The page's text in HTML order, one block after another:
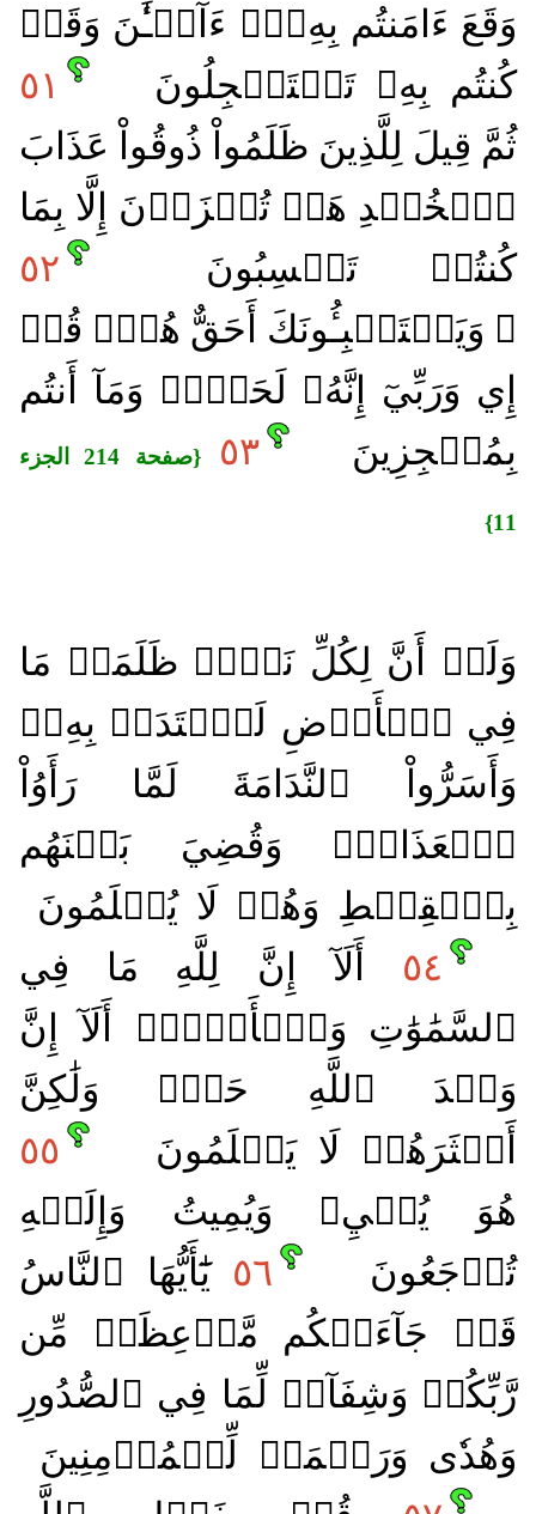
وَقَعَ ءَامَنتُم بِهِۦٓۚ ءَآلۡـَٰٔنَ وَقَدۡ
كُنتُم بِهِۦ تَسۡتَعۡجِلُونَ
٥١
ثُمَّ قِيلَ لِلَّذِينَ ظَلَمُواْ ذُوقُواْ عَذَابَ
ٱلۡخُلۡدِ هَلۡ تُجۡزَوۡنَ إِلَّا بِمَا
كُنتُمۡ تَكۡسِبُونَ
٥٢
۞ وَيَسۡتَنۢبِـُٔونَكَ أَحَقٌّ هُوَۖ قُلۡ
إِي وَرَبِّيٓ إِنَّهُۥ لَحَقّٞۖ وَمَآ أَنتُم
بِمُعۡجِزِينَ
٥٣ {صفحة 214 الجزء
11}
وَلَوۡ أَنَّ لِكُلِّ نَفۡسٖ ظَلَمَتۡ مَا
فِي ٱلۡأَرۡضِ لَٱفۡتَدَتۡ بِهِۦۗ
وَأَسَرُّواْ ٱلنَّدَامَةَ لَمَّا رَأَوُاْ
ٱلۡعَذَابَۖ وَقُضِيَ بَيۡنَهُم
بِٱلۡقِسۡطِ وَهُمۡ لَا يُظۡلَمُونَ
٥٤ أَلَآ إِنَّ لِلَّهِ مَا فِي
ٱلسَّمَٰوَٰتِ وَٱلۡأَرۡضِۗ أَلَآ إِنَّ
وَعۡدَ ٱللَّهِ حَقّٞ وَلَٰكِنَّ
أَكۡثَرَهُمۡ لَا يَعۡلَمُونَ
٥٥
هُوَ يُحۡيِۦ وَيُمِيتُ وَإِلَيۡهِ
تُرۡجَعُونَ
٥٦ يَٰٓأَيُّهَا ٱلنَّاسُ
قَدۡ جَآءَتۡكُم مَّوۡعِظَةٞ مِّن
رَّبِّكُمۡ وَشِفَآءٞ لِّمَا فِي ٱلصُّدُورِ
وَهُدٗى وَرَحۡمَةٞ لِّلۡمُؤۡمِنِينَ